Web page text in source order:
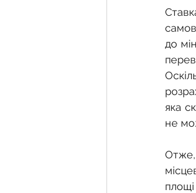
Загальні
до
яка
не
площі